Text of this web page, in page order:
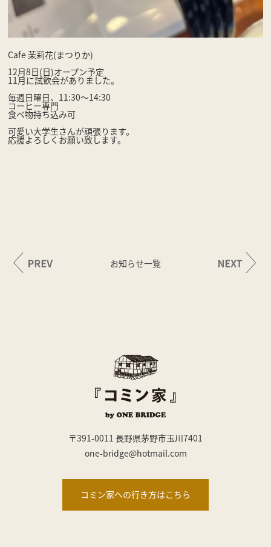
Cafe 茉莉花(まつりか)
12月8日(日)オープン予定
11月に試飲会がありました。
毎週日曜日、11:30〜14:30
コーヒー専門
食べ物持ち込み可
可愛い大学生さんが頑張ります。
応援よろしくお願い致します。
お知らせ一覧
〒391-0011 長野県茅野市玉川7401
one-bridge@hotmail.com
コミン家への行き方はこちら